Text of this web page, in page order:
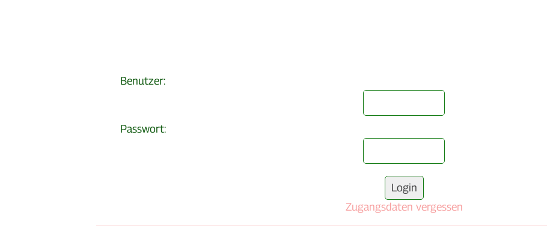
Benutzer:
Passwort:
Zugangsdaten vergessen